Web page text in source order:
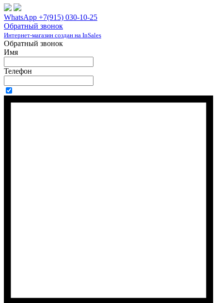
WhatsApp +7(915) 030-10-25
Обратный звонок
Интернет-магазин создан на InSales
Обратный звонок
Имя
Телефон